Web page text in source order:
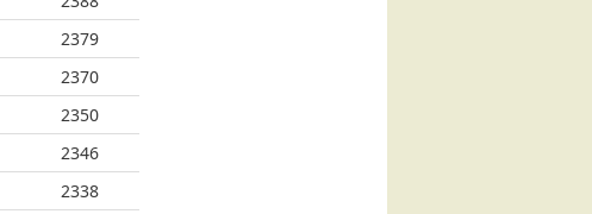
2379
2370
2350
2346
2338